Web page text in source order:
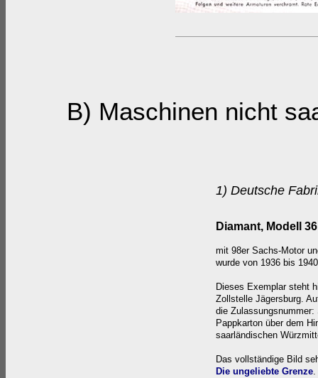
B) Maschinen nicht
1) Deutsche
Diamant, Modell
mit 98er Sachs-Motor
wurde von 1936 bis
Dieses Exemplar steht
Zollstelle Jägersburg.
die Zulassungsnummer:
Pappkarton über dem
saarländischen
Das vollständige Bild
Die ungeliebte Grenze.